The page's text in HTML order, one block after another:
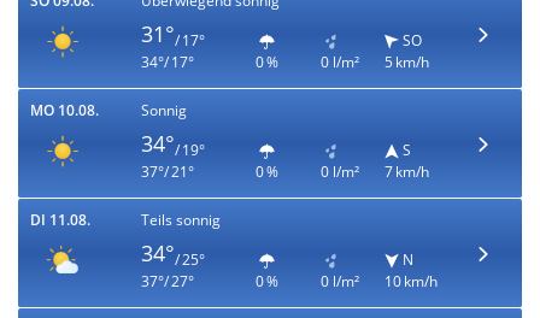
31°/ 17°
34°/ 17°
0 % 0 l/m²
SO
5 km/h
MO 10.08. Sonnig
34°/ 19°
37°/ 21°
0 % 0 l/m²
S
7 km/h
DI 11.08. Teils sonnig
34°/ 25°
37°/ 27°
0 % 0 l/m²
N
10 km/h